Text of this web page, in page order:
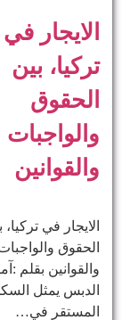
الايجار في
تركيا، بين
الحقوق
والواجبات
والقوانين
الايجار في تركيا،
الحقوق
والقوانين بقلم
الدبس يمثل
المستقر في…